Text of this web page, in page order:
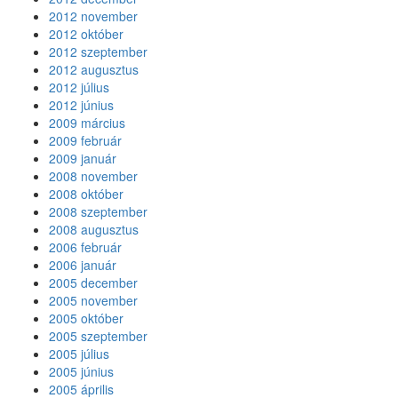
2012 november
2012 október
2012 szeptember
2012 augusztus
2012 július
2012 június
2009 március
2009 február
2009 január
2008 november
2008 október
2008 szeptember
2008 augusztus
2006 február
2006 január
2005 december
2005 november
2005 október
2005 szeptember
2005 július
2005 június
2005 április